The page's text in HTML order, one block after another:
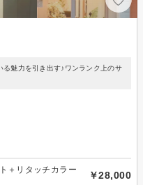
る魅力を引き出す♪ワンランク上のサ
＋リタッチカラー
￥28,000